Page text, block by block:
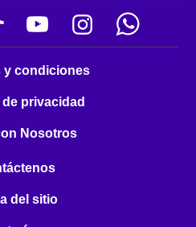
y condiciones
privacidad
Nosotros
del sitio